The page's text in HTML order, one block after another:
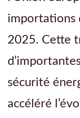
importations
2025. Cette
sécurité
accéléré